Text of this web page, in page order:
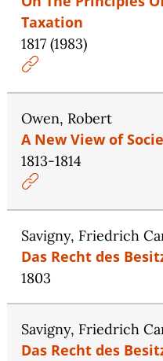
Taxation
1817 (1983)
Owen, Robert
A New View of
1813-1814
Savigny, Friedrich
Das Recht des
1803
Savigny, Friedrich
Das Recht des